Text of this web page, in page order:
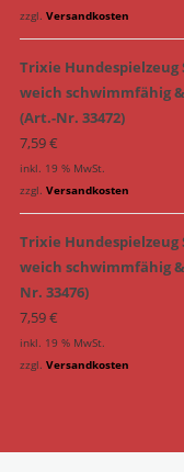
zzgl. Versandkosten
Trixie Hundespielzeug
weich schwimmfähig
(Art.-Nr. 33472)
7,59€
inkl. 19 % MwSt.
zzgl. Versandkosten
Trixie Hundespielzeug
weich schwimmfähig
Nr. 33476)
7,59€
inkl. 19 % MwSt.
zzgl. Versandkosten